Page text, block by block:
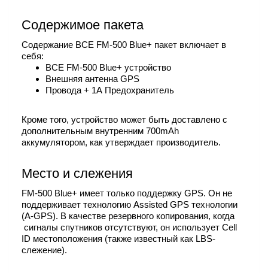
Содержимое пакета
Содержание BCE FM-500 Blue+ пакет включает в
себя:
BCE FM-500 Blue+ устройство
Внешняя антенна GPS
Провода + 1А Предохранитель
Кроме того, устройство может быть доставлено с
дополнительным внутренним 700mAh
аккумулятором, как утверждает производитель.
Место и слежения
FM-500 Blue+ имеет только поддержку GPS. Он не
поддерживает технологию Assisted GPS технологии
(A-GPS). В качестве резервного копирования, когда
сигналы спутников отсутствуют, он использует Cell
ID местоположения (также известный как LBS-
слежение).